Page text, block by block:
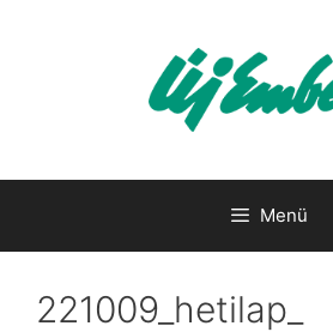
Menü
221009_hetilap_